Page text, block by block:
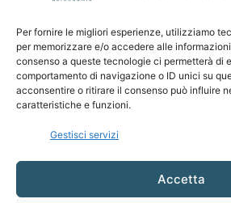
Per fornire le migliori esperienze, utilizziamo
per memorizzare e/o accedere alle
consenso a queste tecnologie ci permetterà di
comportamento di navigazione o ID unici su
acconsentire o ritirare il consenso può influire
caratteristiche e funzioni.
Gestisci servizi
Accetta
CHI SIAMO
Contattaci: